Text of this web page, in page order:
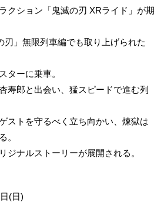
クション「鬼滅の刃 XRライド」が期
刃」無限列車編でも取り上げられた
ターに乗車。
寿郎と出会い、猛スピードで進む列
ストを守るべく立ち向かい、煉獄は
。
ジナルストーリーが展開される。
(日)